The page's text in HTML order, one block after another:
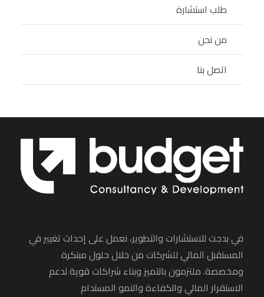
طلب استشارة
من نحن
اتصل بنا
في بدجت للاستشارات والتطوير، نعمل على إحداث تغيير في
المستقبل المالي للشركات من خلال حلول مبتكرة
ومخصصة. ملتزمون بالتميز وبناء شراكات قوية لدعم
الاستقرار المالي والكفاءة والنمو المستدام